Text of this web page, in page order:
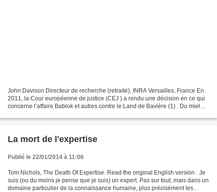
John Davison Directeur de recherche (retraité), INRA Versailles, France En
2011, la Cour européenne de justice (CEJ ) a rendu une décision en ce qui
concerne l’affaire Bablok et autres contre le Land de Bavière (1) . Du miel
La mort de l'expertise
Publié le 22/01/2014 à 11:06
Tom Nichols, The Death Of Expertise. Read the original English version . Je
suis (ou du moins je pense que je suis) un expert. Pas sur tout, mais dans un
domaine particulier de la connaissance humaine, plus précisément les